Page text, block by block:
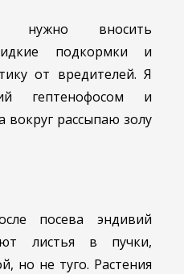
вносить
подкормки и
от вредителей. Я
гептенофосом и
рассыпаю золу
посева эндивий
листья в пучки,
но не туго. Растения